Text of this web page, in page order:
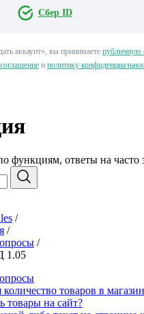
Сбер ID
аккаунт», вы принимаете публичную
и политику
функциям, ответы на часто
/
/
/
1.05
количество товаров в
товары на сайт?